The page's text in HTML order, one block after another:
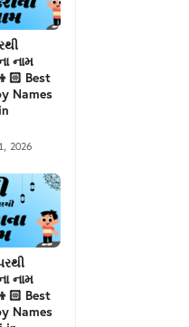
નામ
Best
Names
2026
નામ
Best
Names